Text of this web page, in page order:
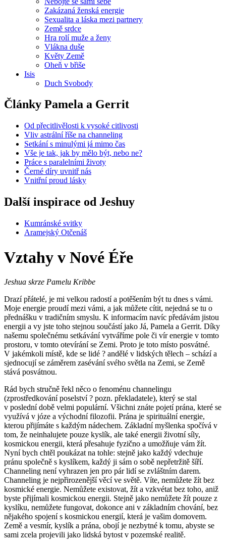
Zakázaná ženská energie
Sexualita a láska mezi partnery
Země srdce
Hra rolí muže a ženy
Vlákna duše
Květy Země
Oheň v břiše
Isis
Duch Svobody
Články Pamela a Gerrit
Od přecitlivělosti k vysoké citlivosti
Vliv astrální říše na channeling
Setkání s minulými já mimo čas
Vše je tak, jak by mělo být, nebo ne?
Práce s paralelními životy
Černé díry uvnitř nás
Vnitřní proud lásky
Další inspirace od Jeshuy
Kumránské svitky
Aramejský Otčenáš
Vztahy v Nové Éře
Jeshua skrze Pamelu Kribbe
Drazí přátelé, je mi velkou radostí a potěšením být tu dnes s vámi.
Moje energie proudí mezi vámi, a jak můžete cítit, nejedná se tu o
přednášku v tradičním smyslu. K informacím navíc předávám jistou
energii a vy jste toho stejnou součástí jako Já, Pamela a Gerrit. Díky
našemu společnému setkávání vytváříme pole či vír energie v tomto
prostoru, v tomto otevírání se Zemi. Proto je toto místo posvátné.
V jakémkoli místě, kde se lidé ? andělé v lidských tělech – schází a
sjednocují se záměrem zasévání svého světla na Zemi, se Země
stává posvátnou.
Rád bych stručně řekl něco o fenoménu channelingu
(zprostředkování poselství ? pozn. překladatele), který se stal
v poslední době velmi populární. Všichni znáte pojetí prána, které se
využívá v józe a východní filozofii. Prána je spirituální energie,
kterou přijímáte s každým nádechem. Základní myšlenka spočívá v
tom, že neinhalujete pouze kyslík, ale také energii životní síly,
kosmickou energii, která přesahuje fyzično a umožňuje vám žít.
Nyní bych chtěl poukázat na tohle: stejně jako každý vdechuje
pránu společně s kyslíkem, každý ji sám o sobě nepřetržitě šíří.
Channeling není vyhrazen jen pro pár lidí se zvláštním darem.
Channeling je nejpřirozenější věcí ve světě. Víte, nemůžete žít bez
kosmické energie. Nemůžete existovat, žít a vzkvétat bez toho, aniž
byste přijímali kosmickou energii. Stejně jako nemůžete žít pouze z
kyslíku, nemůžete fungovat, dokonce ani v základním chování, bez
nějakého spojení s kosmickou energií, která je vašim domovem.
Země a vesmír, kyslík a prána, obojí je nezbytné k tomu, abyste se
sami zcela projevili jako lidská bytost v pozemské realitě.